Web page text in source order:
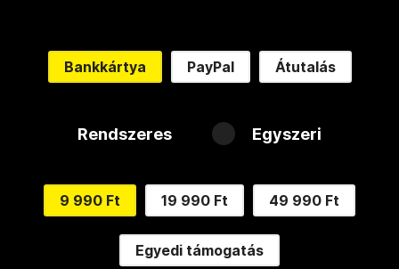
Bankkártya PayPal Átutalás
Rendszeres Egyszeri
9 990 Ft 19 990 Ft 49 990 Ft
Egyedi támogatás